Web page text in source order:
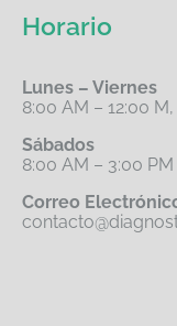
Horario
Lunes – Viernes
8:00 AM – 12:00
Sábados
8:00 AM – 3:00 PM
Correo